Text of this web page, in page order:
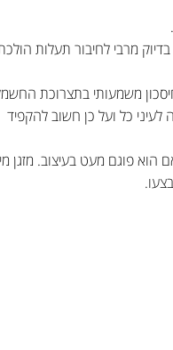
מרבי לחיבור תעלות
משמעותי בתצרוכת
כל ועל כן חשוב להקפיד
פוגם מעט בעיצוב. מזגן